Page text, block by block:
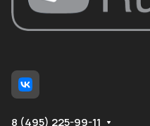
8 (495) 225-99-11